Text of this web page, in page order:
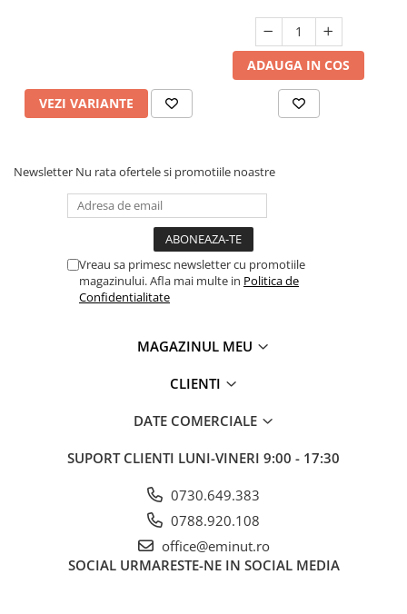
VEZI VARIANTE
ADAUGA IN COS
Newsletter Nu rata ofertele si promotiile noastre
Vreau sa primesc newsletter cu promotiile
magazinului. Afla mai multe in Politica de
Confidentialitate
MAGAZINUL MEU
CLIENTI
DATE COMERCIALE
SUPORT CLIENTI LUNI-VINERI 9:00 - 17:30
0730.649.383
0788.920.108
office@eminut.ro
SOCIAL URMARESTE-NE IN SOCIAL MEDIA